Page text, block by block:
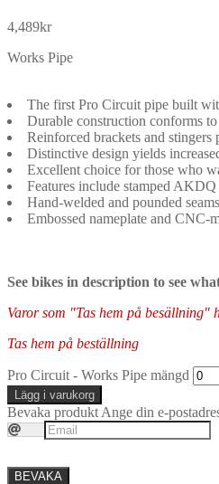
4,489kr
Works Pipe
The first Pro Circuit pipe built
Durable construction conforms
Reinforced brackets and
Distinctive design yields
Excellent choice for those who
Features include stamped
Hand-welded and pounded seams
Embossed nameplate and CNC-
See bikes in description to see
Varor som "Tas hem på besällning"
Tas hem på beställning
Pro Circuit - Works Pipe mängd
Lägg i varukorg
Bevaka produkt Ange din e-
BEVAKA